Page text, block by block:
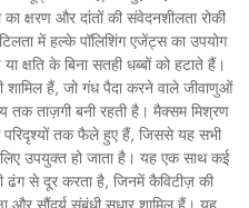
क्षरण और दांतों की संवेदनशीलता रोकी
में हल्के पॉलिशिंग एजेंट्स का उपयोग
क्षति के बिना सतही धब्बों को हटाते हैं।
हैं, जो गंध पैदा करने वाले जीवाणुओं
ताज़गी बनी रहती है। मैक्सम मिश्रण
परिदृश्यों तक फैले हुए हैं, जिससे यह सभी
लिए उपयुक्त हो जाता है। यह एक साथ कई
ढंग से दूर करता है, जिनमें कैविटीज़ की